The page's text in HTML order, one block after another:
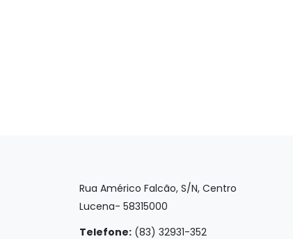
Rua Américo Falcão, S/N, Centro
Lucena- 58315000
Telefone: (83) 32931-352